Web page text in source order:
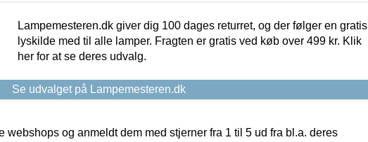
Lampemesteren.dk giver dig 100 dages returret, og der følger en gratis
lyskilde med til alle lamper. Fragten er gratis ved køb over 499 kr. Klik
her for at se deres udvalg.
Se udvalget på Lampemesteren.dk
og anmeldt dem med stjerner fra 1 til 5 ud fra bl.a. deres